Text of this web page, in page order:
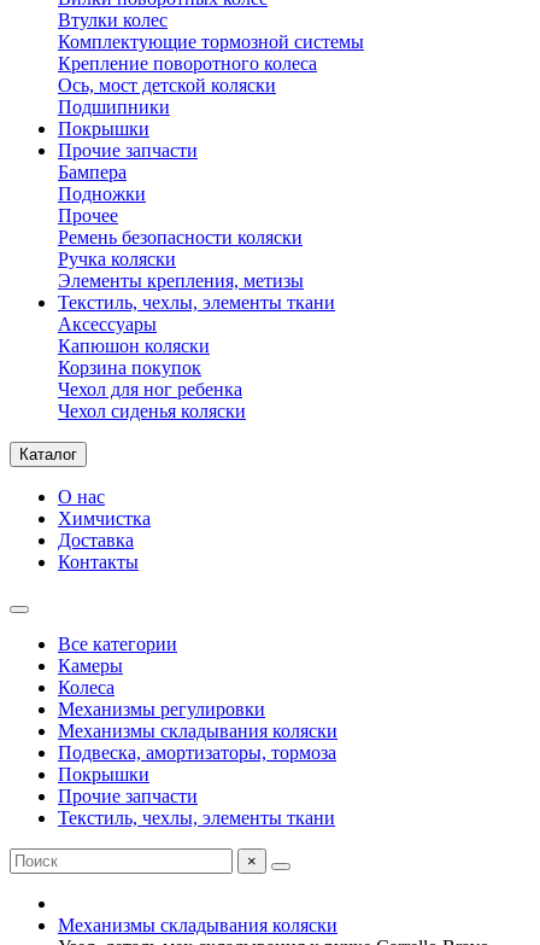
Втулки колес
Комплектующие тормозной системы
Крепление поворотного колеса
Ось, мост детской коляски
Подшипники
Покрышки
Прочие запчасти
Бампера
Подножки
Прочее
Ремень безопасности коляски
Ручка коляски
Элементы крепления, метизы
Текстиль, чехлы, элементы ткани
Аксессуары
Капюшон коляски
Корзина покупок
Чехол для ног ребенка
Чехол сиденья коляски
Каталог
О нас
Химчистка
Доставка
Контакты
Все категории
Камеры
Колеса
Механизмы регулировки
Механизмы складывания коляски
Подвеска, амортизаторы, тормоза
Покрышки
Прочие запчасти
Текстиль, чехлы, элементы ткани
×
Механизмы складывания коляски